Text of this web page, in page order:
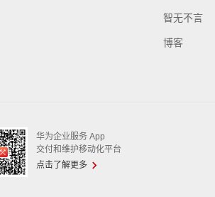
智无不言
博客
华为企业服务 App
交付和维护移动化平台
点击了解更多